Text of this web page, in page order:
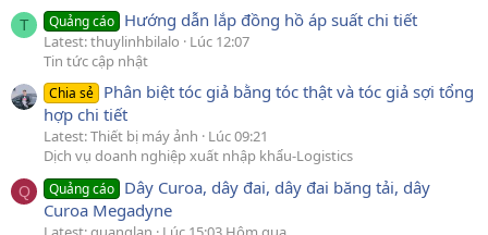
T Quảng cáo Hướng dẫn lắp đồng hồ áp suất chi tiết
Latest: thuylinhbilalo
Lúc 12:07
Tin tức cập nhật
Chia sẻ Phân biệt tóc giả bằng tóc thật và tóc giả sợi tổng
hợp chi tiết
Latest: Thiết bị máy ảnh
Lúc 09:21
Dịch vụ doanh nghiệp xuất nhập khẩu-Logistics
Q Quảng cáo Dây Curoa, dây đai, dây đai băng tải, dây
Curoa Megadyne